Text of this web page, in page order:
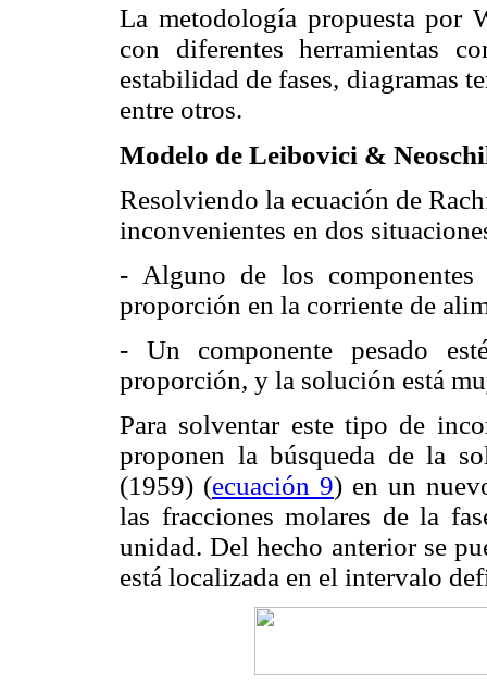
La metodología propuesta por
con diferentes herramientas
estabilidad de fases, diagramas
entre otros.
Modelo de Leibovici &
Resolviendo la ecuación de
inconvenientes en dos
- Alguno de los componentes
proporción en la corriente de
- Un componente pesado
proporción, y la solución está
Para solventar este tipo de
proponen la búsqueda de la
(1959) (ecuación 9) en un
las fracciones molares de la
unidad. Del hecho anterior se
está localizada en el intervalo